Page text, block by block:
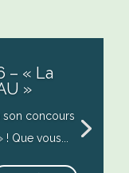
– « La
»
son concours
Que vous...